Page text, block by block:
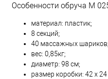
Особенности обруча M
материал: пластик;
8 секций;
40 массажных шариков;
вес: 0,85кг;
диаметр: 98 см;
размер коробки: 42 х 24